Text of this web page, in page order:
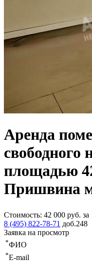
Аренда
свободного
площадью
Пришвина
Стоимость: 42 000 руб. за
8 (495) 822-78-71 доб.248
Заявка на просмотр
*ФИО
*E-mail